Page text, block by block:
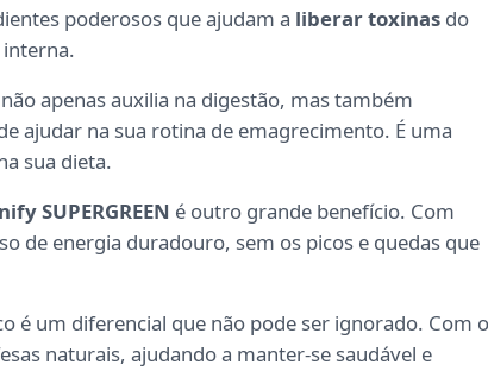
poderosos que ajudam a liberar toxinas do
apenas auxilia na digestão, mas também
ajudar na sua rotina de emagrecimento. É uma
sua dieta.
SUPERGREEN é outro grande benefício. Com
de energia duradouro, sem os picos e quedas que
é um diferencial que não pode ser ignorado. Com o
naturais, ajudando a manter-se saudável e